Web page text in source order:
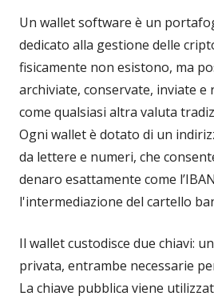
Un wallet software è un
dedicato alla gestione delle
fisicamente non esistono, ma
archiviate, conservate, inviate
come qualsiasi altra valuta
Ogni wallet è dotato di un
da lettere e numeri, che
denaro esattamente come
l'intermediazione del cartello
Il wallet custodisce due chiavi:
privata, entrambe necessarie
La chiave pubblica viene